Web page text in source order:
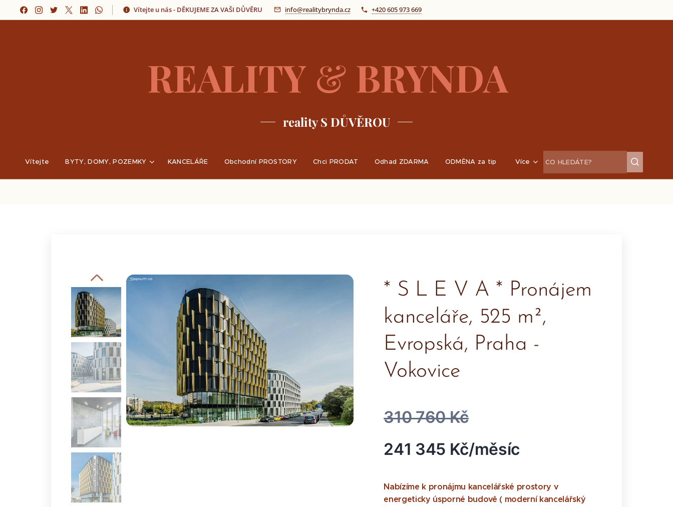
Vítejte u nás - DĚKUJEME ZA VAŠI DŮVĚRU info@realitybrynda.cz +420 605 973 669
REALITY & BRYNDA
reality S DŮVĚROU
Vítejte BYTY, DOMY, POZEMKY KANCELÁŘE Obchodní PROSTORY Chci PRODAT Odhad ZDARMA ODMĚNA za tip Více
* S L E V A * Pronájem
kanceláře, 525 m²,
Evropská, Praha -
Vokovice
310 760 Kč
2​4​1​ ​3​4​5​ ​K​č​/​m​ě​s​í​c​ ​
Nabízíme k pronájmu kancelářské prostory v
energeticky úsporné budově ( moderní kancelářský